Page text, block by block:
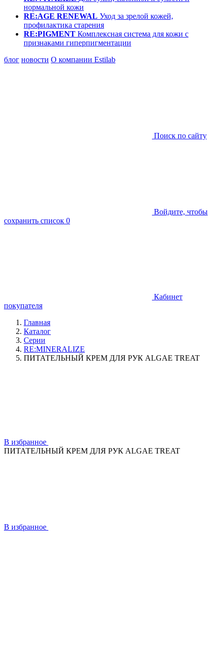
нормальной кожи
RE:AGE RENEWAL Уход за зрелой кожей,
профилактика старения
RE:PIGMENT Комплексная система для кожи с
признаками гиперпигментации
блог новости О компании Estilab
Поиск по сайту
Войдите, чтобы
сохранить список 0
Кабинет
покупателя
Главная
Каталог
Серии
RE:MINERALIZE
ПИТАТЕЛЬНЫЙ КРЕМ ДЛЯ РУК ALGAE TREAT
В избранное
ПИТАТЕЛЬНЫЙ КРЕМ ДЛЯ РУК ALGAE TREAT
В избранное